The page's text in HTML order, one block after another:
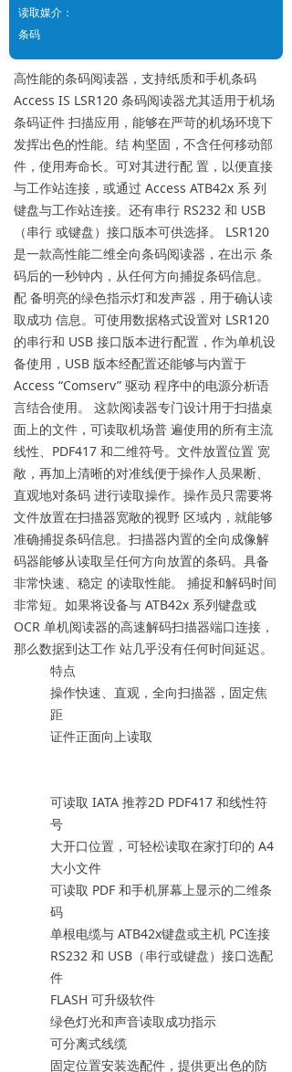
读取媒介：
条码
高性能的条码阅读器，支持纸质和手机条码
Access IS LSR120 条码阅读器尤其适用于机场
条码证件 扫描应用，能够在严苛的机场环境下
发挥出色的性能。结 构坚固，不含任何移动部
件，使用寿命长。可对其进行配 置，以便直接
与工作站连接，或通过 Access ATB42x 系 列
键盘与工作站连接。还有串行 RS232 和 USB
（串行 或键盘）接口版本可供选择。 LSR120
是一款高性能二维全向条码阅读器，在出示 条
码后的一秒钟内，从任何方向捕捉条码信息。
配 备明亮的绿色指示灯和发声器，用于确认读
取成功 信息。可使用数据格式设置对 LSR120
的串行和 USB 接口版本进行配置，作为单机设
备使用，USB 版本经配置还能够与内置于
Access “Comserv” 驱动 程序中的电源分析语
言结合使用。 这款阅读器专门设计用于扫描桌
面上的文件，可读取机场普 遍使用的所有主流
线性、PDF417 和二维符号。文件放置位置 宽
敞，再加上清晰的对准线便于操作人员果断、
直观地对条码 进行读取操作。操作员只需要将
文件放置在扫描器宽敞的视野 区域内，就能够
准确捕捉条码信息。扫描器内置的全向成像解
码器能够从读取呈任何方向放置的条码。具备
非常快速、稳定 的读取性能。 捕捉和解码时间
非常短。如果将设备与 ATB42x 系列键盘或
OCR 单机阅读器的高速解码扫描器端口连接，
那么数据到达工作 站几乎没有任何时间延迟。
特点
操作快速、直观，全向扫描器，固定焦
距
证件正面向上读取
可读取 IATA 推荐2D PDF417 和线性符
号
大开口位置，可轻松读取在家打印的 A4
大小文件
可读取 PDF 和手机屏幕上显示的二维条
码
单根电缆与 ATB42x键盘或主机 PC连接
RS232 和 USB（串行或键盘）接口选配
件
FLASH 可升级软件
绿色灯光和声音读取成功指示
可分离式线缆
固定位置安装选配件，提供更出色的防